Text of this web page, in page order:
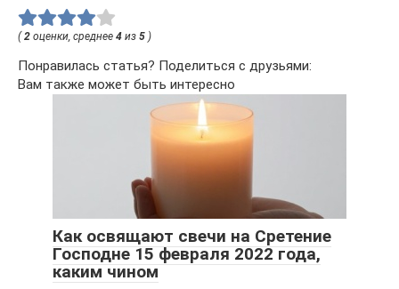
(2 оценки, среднее 4 из 5 )
Понравилась статья? Поделиться с друзьями:
Вам также может быть интересно
Как освящают свечи на Сретение
Господне 15 февраля 2022 года,
каким чином